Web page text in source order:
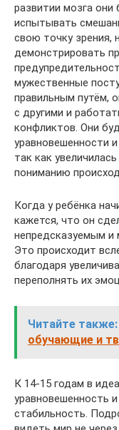
развитии мозга
испытывать
свою точку зрения,
демонстрировать
мужественные
правильным путём,
с другими и
конфликтов. Они
уравновешенности
так как
пониманию
Когда у ребёнка
кажется, что он
непредсказуемым и
Это происходит
благодаря
переполнять их
Читайте также:
обучающие и
К 14-15 годам в
уравновешенность
стабильность.